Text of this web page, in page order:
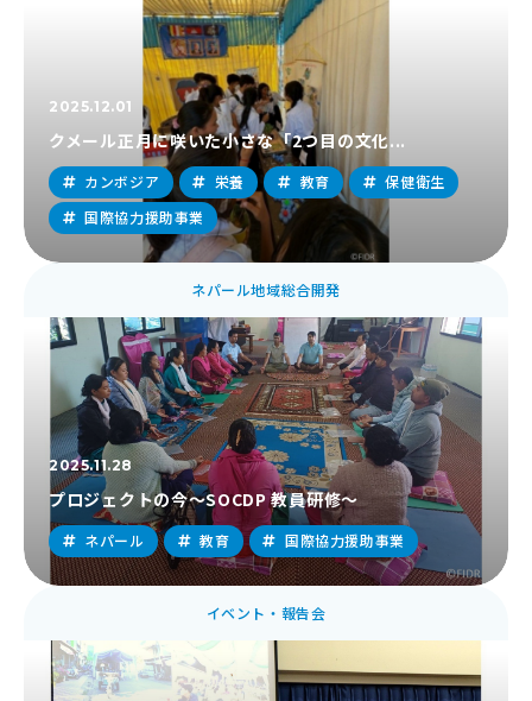
2025.12.01
クメール正月に咲いた小さな「2つ目の文化...
カンボジア 栄養 教育
保健衛生
国際協力援助事業
ネパール地域総合開発
2025.11.28
プロジェクトの今～SOCDP 教員研修～
ネパール 教育 国際協力援助事業
イベント・報告会